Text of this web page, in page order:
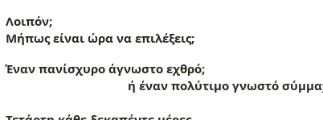
Λοιπόν;
Μήπως είναι ώρα να επιλέξεις;
Έναν πανίσχυρο άγνωστο εχθρό;
ή έναν πολύτιμο γνωστό